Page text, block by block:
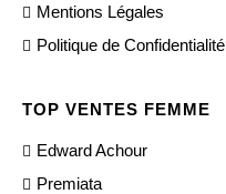
Mentions Légales
Politique de Confidentialité
TOP VENTES FEMME
Edward Achour
Premiata